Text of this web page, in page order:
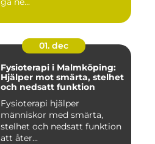
01. dec
Fysioterapi i Malmköping:
Hjälper mot smärta, stelhet
och nedsatt funktion
Fysioterapi hjälper
människor med smärta,
stelhet och nedsatt funktion
att åter...